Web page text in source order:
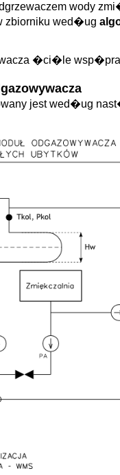
wody
zbiorniku wed�ug
�ci�le
jest wed�ug